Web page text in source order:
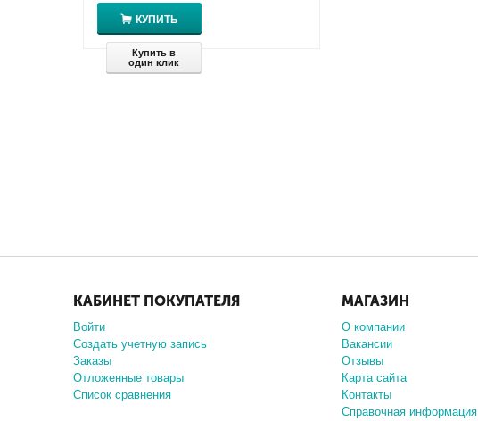
КУПИТЬ
Купить в
один клик
КАБИНЕТ ПОКУПАТЕЛЯ
Войти
Создать учетную запись
Заказы
Отложенные товары
Список сравнения
МАГАЗИН
О компании
Вакансии
Отзывы
Карта сайта
Контакты
Справочная информация